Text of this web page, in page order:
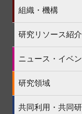
組織・機構
研究リソース紹介
ニュース・イベン
研究領域
共同利用・共同